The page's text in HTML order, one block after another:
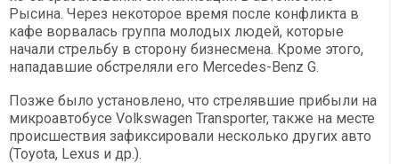
Рысина. Через некоторое время после конфликта в
кафе ворвалась группа молодых людей, которые
начали стрельбу в сторону бизнесмена. Кроме этого,
нападавшие обстреляли его Mercedes-Benz G.
Позже было установлено, что стрелявшие прибыли на
микроавтобусе Volkswagen Transporter, также на месте
происшествия зафиксировали несколько других авто
(Toyota, Lexus и др.).